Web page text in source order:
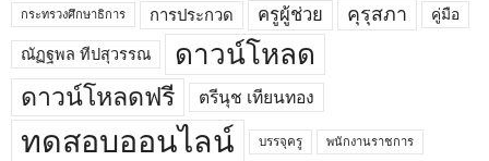
กระทรวงศึกษาธิการ การประกวด ครูผู้ช่วย คุรุสภา คู่มือ
ณัฏฐพล ทีปสุวรรณ ดาวน์โหลด
ดาวน์โหลดฟรี ตรีนุช เทียนทอง
ทดสอบออนไลน์ บรรจุครู พนักงานราชการ